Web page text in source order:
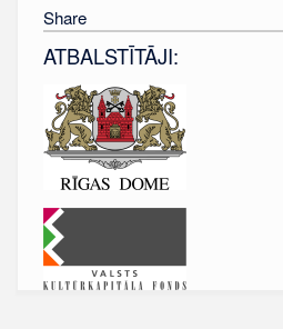
Share
ATBALSTĪTĀJI: